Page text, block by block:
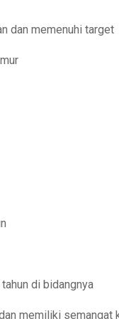
dan memenuhi target
di bidangnya
memiliki semangat